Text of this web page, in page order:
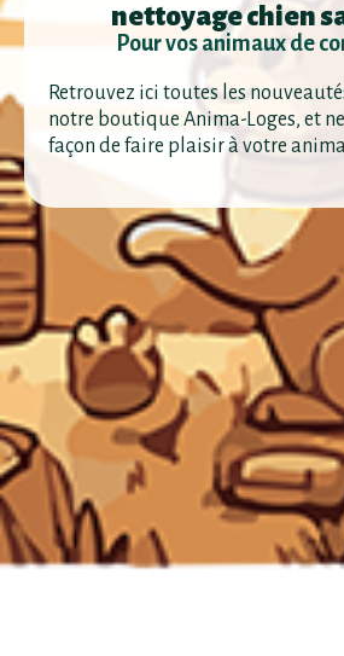
nettoyage chien
Pour vos animaux de
Retrouvez ici toutes les
notre boutique Anima-Loges, et
façon de faire plaisir à votre